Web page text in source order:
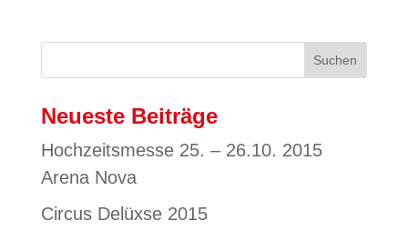
Neueste Beiträge
Hochzeitsmesse 25. – 26.10. 2015
Arena Nova
Circus Delüxse 2015